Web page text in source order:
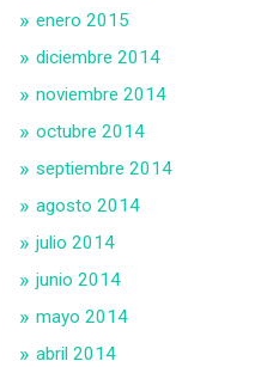
enero 2015
diciembre 2014
noviembre 2014
octubre 2014
septiembre 2014
agosto 2014
julio 2014
junio 2014
mayo 2014
abril 2014